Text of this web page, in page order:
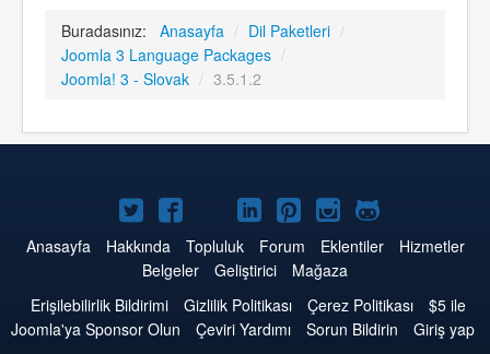
Buradasınız: Anasayfa / Dil Paketleri /
Joomla 3 Language Packages /
Joomla! 3 - Slovak / 3.5.1.2
Twitter'da
Joomla
Facebook'da
Joomla
YouTube'da
Joomla
LinkedIn'de
Joomla
Pinterest'de
Joomla
Instagram'da
Joomla
GitHub'da
Joomla
Anasayfa Hakkında Topluluk Forum Eklentiler
Hizmetler
Belgeler
Geliştirici
Mağaza
Erişilebilirlik Bildirimi
Gizlilik Politikası Çerez Politikası
$5 ile
Joomla'ya Sponsor Olun
Çeviri Yardımı Sorun Bildirin
Giriş yap